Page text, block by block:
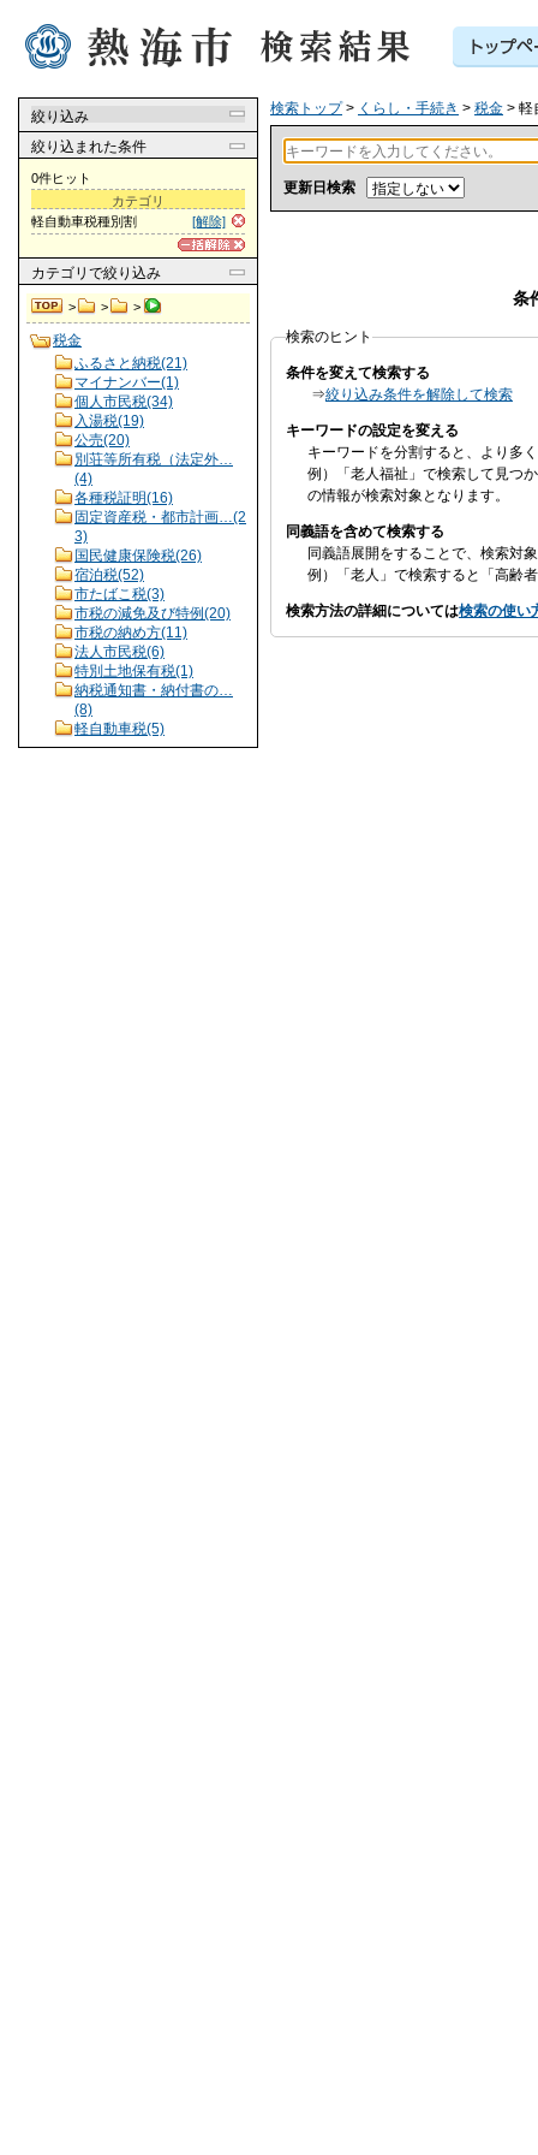
絞り込み
絞り込まれた条件
0件ヒット
カテゴリ
[解除]
軽自動車税種別割
カテゴリ で絞り込み
> > >
税金
ふるさと納税(21)
マイナンバー(1)
個人市民税(34)
入湯税(19)
公売(20)
別荘等所有税（法定外…
(4)
各種税証明(16)
固定資産税・都市計画…(2
3)
国民健康保険税(26)
宿泊税(52)
市たばこ税(3)
市税の減免及び特例(20)
市税の納め方(11)
法人市民税(6)
特別土地保有税(1)
納税通知書・納付書の…
(8)
軽自動車税(5)
検索トップ> くらし・手続き > 税金 > 軽
更新日検索
条
検索のヒント
条件を変えて検索する
⇒絞り込み条件を解除して検索
キーワードの設定を変える
キーワードを分割すると、より多
例）「老人福祉」で検索して見つ
の情報が検索対象となります。
同義語を含めて検索する
同義語展開をすることで、検索対
例）「老人」で検索すると「高齢
検索方法の詳細については検索の使い